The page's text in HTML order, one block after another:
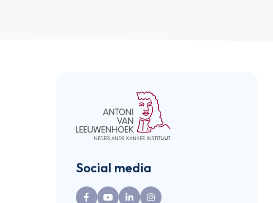
Social media